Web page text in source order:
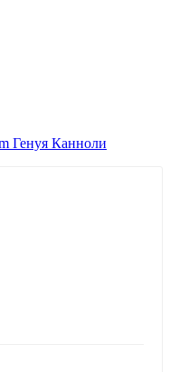
Генуя Канноли